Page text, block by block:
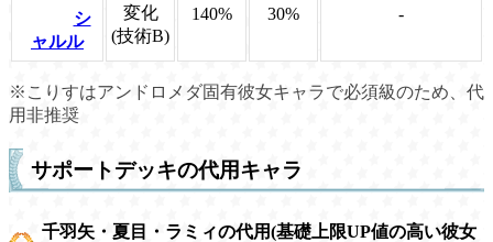
シ
ャルル
変化
(技術B)
140% 30% -
※こりすはアンドロメダ固有彼女キャラで必須級のため、代
用非推奨
サポートデッキの代用キャラ
千羽矢・夏目・ラミィの代用(基礎上限UP値の高い彼女